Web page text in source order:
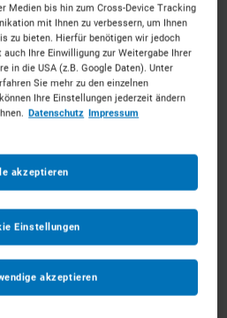
im Rheinland.Mieten Sie die
Vorhaben. Unkompliziert, zu
mit persönlichem Experten-
189Vermietpartner im Raum
Medien bis hin zum Cross-Device Tracking
mit Ihnen zu verbessern, um Ihnen
zu bieten. Hierfür benötigen wir jedoch
Ihre Einwilligung zur Weitergabe Ihrer
in die USA (z.B. Google Daten). Unter
Sie mehr zu den einzelnen
Ihre Einstellungen jederzeit ändern
Datenschutz Impressum
akzeptieren
akzeptieren
Einstellungen